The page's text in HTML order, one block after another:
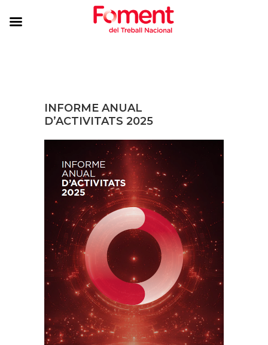
INFORME ANUAL
D’ACTIVITATS 2025